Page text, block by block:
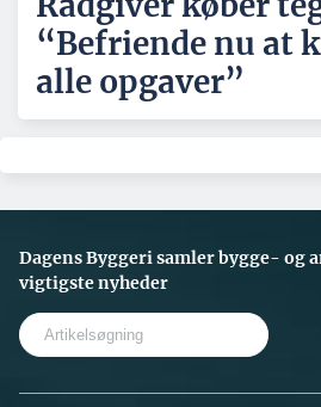
“Befriende nu at
alle opgaver”
Dagens Byggeri samler bygge- og
vigtigste nyheder